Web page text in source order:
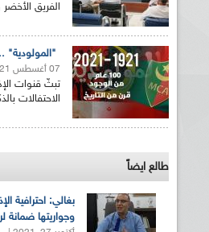
الفريق
"المولودية"
07 أغسطس 2021
تبثّ قنوات
الاحتفالات
طالع ايضاً
بغالي: احترافية
وجواريتها ضمانة